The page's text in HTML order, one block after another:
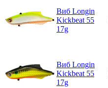
Виб Longin
Kickbeat 55
17g
Виб Longin
Kickbeat 55
17g